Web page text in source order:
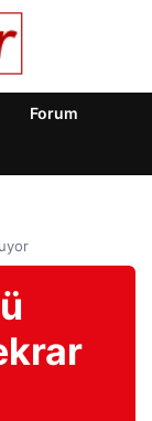
Forum